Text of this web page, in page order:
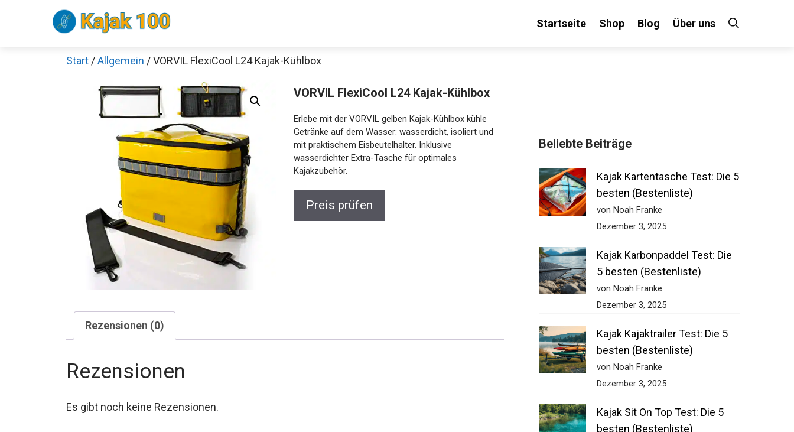
Startseite Shop Blog Über uns
Start /Allgemein / VORVIL FlexiCool L24 Kajak-Kühlbox
VORVIL FlexiCool L24 Kajak-Kühlbox
Erlebe mit der VORVIL gelben Kajak-Kühlbox kühle
Getränke auf dem Wasser: wasserdicht, isoliert und
mit praktischem Eisbeutelhalter. Inklusive
wasserdichter Extra-Tasche für optimales
Kajakzubehör.
Preis prüfen
Rezensionen (0)
Rezensionen
Es gibt noch keine Rezensionen.
Beliebte Beiträge
Kajak Kartentasche Test: Die 5
besten (Bestenliste)
von Noah Franke
Dezember 3, 2025
Kajak Karbonpaddel Test: Die
5 besten (Bestenliste)
von Noah Franke
Dezember 3, 2025
Kajak Kajaktrailer Test: Die 5
besten (Bestenliste)
von Noah Franke
Dezember 3, 2025
Kajak Sit On Top Test: Die 5
besten (Bestenliste)